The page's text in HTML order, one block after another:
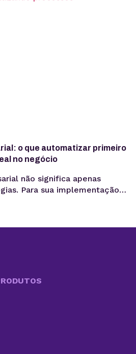
o que automatizar primeiro
no negócio
não significa apenas
Para sua implementação
tarefas repetitivas. Ou
competir no mercado, a